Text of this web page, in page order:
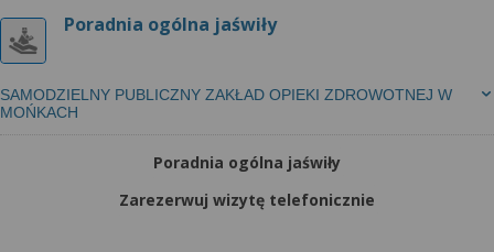
Poradnia ogólna jaświły
SAMODZIELNY PUBLICZNY ZAKŁAD OPIEKI ZDROWOTNEJ W
MOŃKACH
Poradnia ogólna jaświły
Zarezerwuj wizytę telefonicznie